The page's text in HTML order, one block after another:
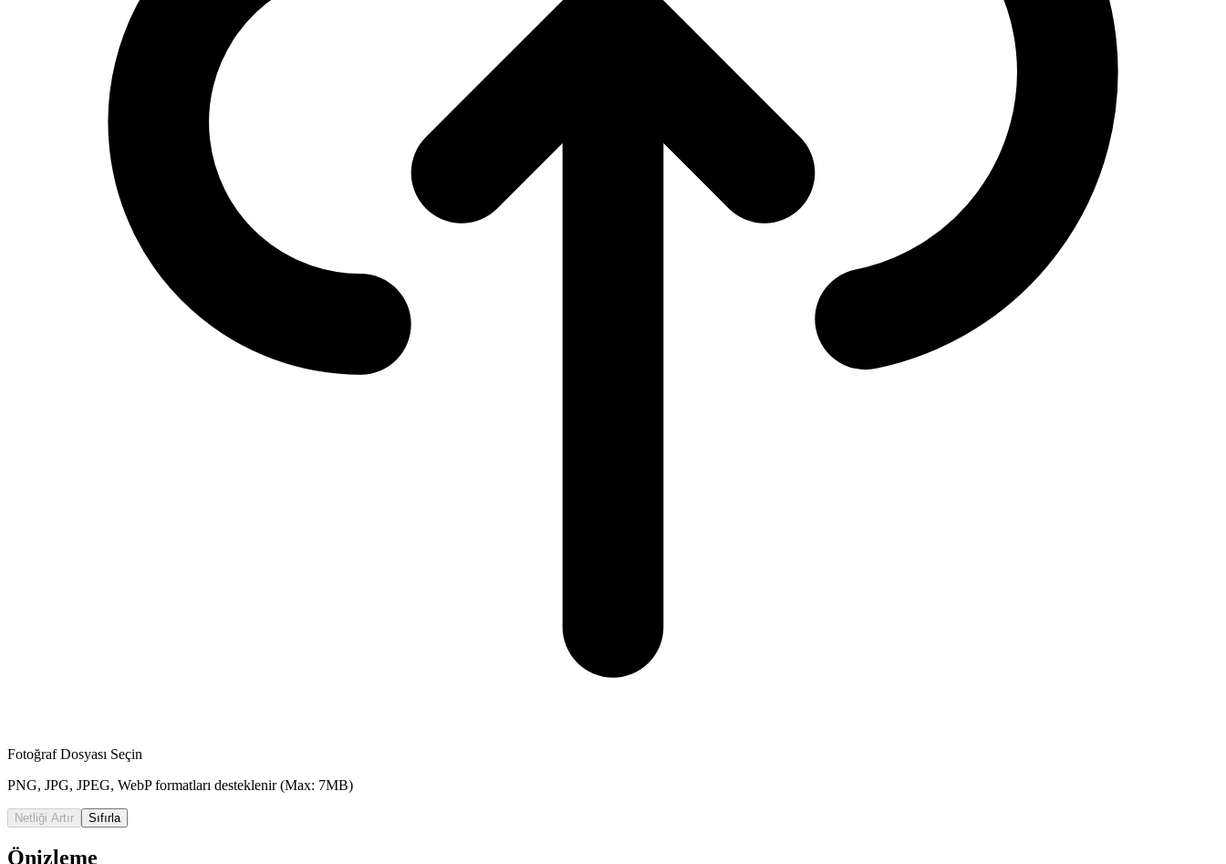
Fotoğraf Dosyası Seçin
PNG, JPG, JPEG, WebP formatları desteklenir (Max: 7MB)
Netliği Artır Sıfırla
Önizleme